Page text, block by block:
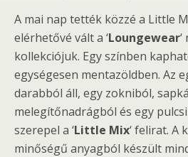
A mai nap tették közzé a Little
elérhetővé vált a ‘Loungewear
kollekciójuk. Egy színben
egységesen mentazöldben. Az
darabból áll, egy zokniból,
melegítőnadrágból és egy
szerepel a ‘Little Mix‘ felirat. A
minőségű anyagból készült